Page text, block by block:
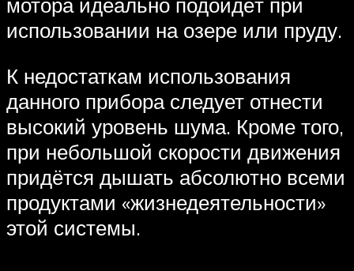
мотора идеально подойдёт при
использовании на озере или пруду.
К недостаткам использования
данного прибора следует отнести
высокий уровень шума. Кроме того,
при небольшой скорости движения
придётся дышать абсолютно всеми
продуктами «жизнедеятельности»
этой системы.